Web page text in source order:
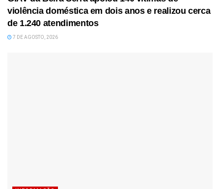
violência doméstica em dois anos e realizou cerca
de 1.240 atendimentos
7 DE AGOSTO, 2026